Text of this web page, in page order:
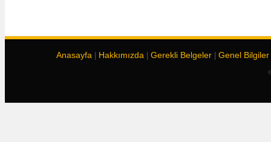
Anasayfa| Hakkımızda| Gerekli Belgeler| Genel Bilgiler